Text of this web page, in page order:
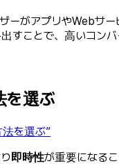
ーがアプリやWebサ
すことで、高いコンバ
を選ぶ
を選ぶ”
即時性が重要になるこ